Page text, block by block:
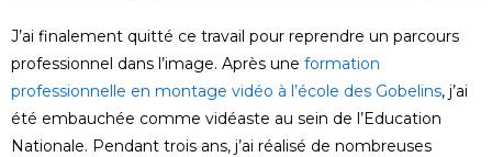
J’ai finalement quitté ce travail pour reprendre un parcours
professionnel dans l’image. Après une formation
professionnelle en montage vidéo à l’école des Gobelins, j’ai
été embauchée comme vidéaste au sein de l’Education
Nationale. Pendant trois ans, j’ai réalisé de nombreuses